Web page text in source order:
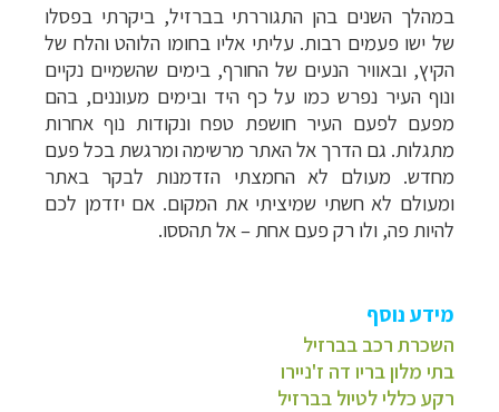
במהלך השנים בהן התגוררתי בברזיל, ביקרתי בפסלו
של ישו פעמים רבות. עליתי אליו בחומו הלוהט והלח של
הקיץ, ובאוויר הנעים של החורף, בימים שהשמיים נקיים
ונוף העיר נפרש כמו על כף היד ובימים מעוננים, בהם
מפעם לפעם העיר חושפת טפח ונקודות נוף אחרות
מתגלות. גם הדרך אל האתר מרשימה ומרגשת בכל פעם
מחדש. מעולם לא החמצתי הזדמנות לבקר באתר
ומעולם לא חשתי שמיציתי את המקום. אם יזדמן לכם
להיות פה, ולו רק פעם אחת – אל תהססו.
מידע נוסף
השכרת רכב בברזיל
בתי מלון בריו דה ז'ניירו
רקע כללי לטיול בברזיל